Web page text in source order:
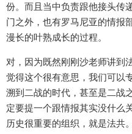
份。而且当中负责跟他接头传
门之外，也有罗马尼亚的情报
漫长的叶熟成长的过程。
对，因为既然刚刚沙老师讲到
觉得这个很有意思，我们可以
溯到二战的时代，甚至是二战
定要提一个跟情报其实没什么
历史很重要的组织，就是法共。